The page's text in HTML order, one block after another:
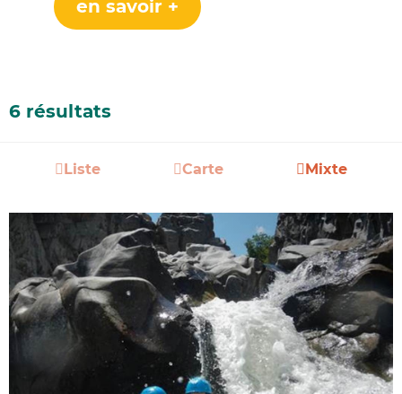
en savoir +
6 résultats
Liste Carte Mixte